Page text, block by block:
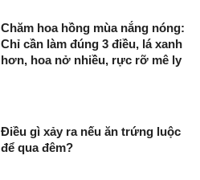
Chăm hoa hồng mùa nắng nóng:
Chỉ cần làm đúng 3 điều, lá xanh
hơn, hoa nở nhiều, rực rỡ mê ly
Điều gì xảy ra nếu ăn trứng luộc
để qua đêm?